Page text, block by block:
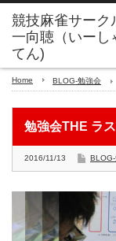
Home BLOG-勉強会
勉強会THE ラ
2016/11/13